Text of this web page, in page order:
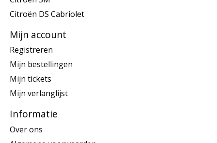
Citroën DS Cabriolet
Mijn account
Registreren
Mijn bestellingen
Mijn tickets
Mijn verlanglijst
Informatie
Over ons